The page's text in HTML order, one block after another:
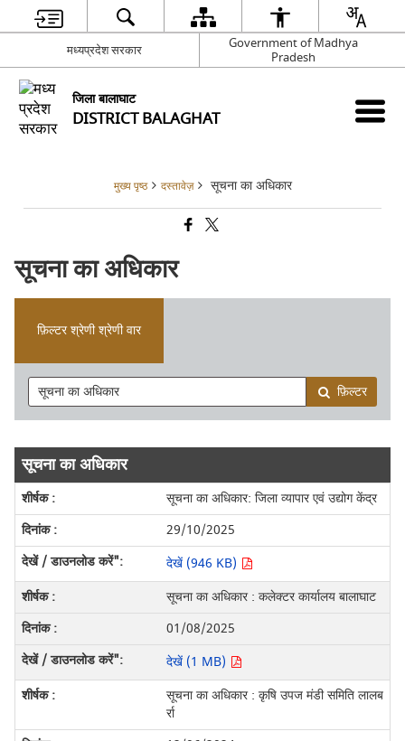
मध्यप्रदेश सरकार
Government of Madhya
Pradesh
जिला बालाघाट
DISTRICT BALAGHAT
मुख्य पृष्ठ दस्तावेज़ सूचना का अधिकार
सूचना का अधिकार
फ़िल्टर श्रेणी श्रेणी वार
फ़िल्टर
सूचना का अधिकार
सूचना का अधिकार: जिला व्यापार एवं उद्योग केंद्र
29/10/2025
देखें (946 KB)
सूचना का अधिकार : कलेक्टर कार्यालय बालाघाट
01/08/2025
देखें (1 MB)
सूचना का अधिकार : कृषि उपज मंडी समिति लालब
र्रा